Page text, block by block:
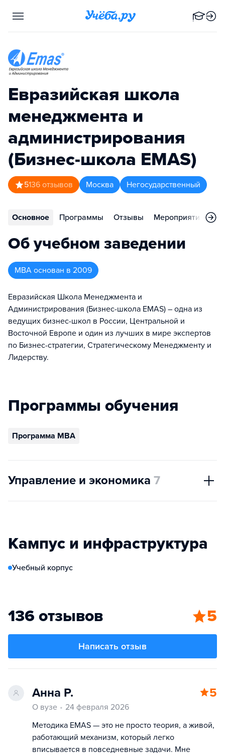
Евразийская школа
менеджмента и
администрирования
(Бизнес-школа EMAS)
5136 отзывов Москва Негосударственный
Основное Программы Отзывы Мероприятия
Об учебном заведении
MBA основан в 2009
Евразийская Школа Менеджмента и
Администрирования (Бизнес-школа EMAS) – одна из
ведущих бизнес-школ в России, Центральной и
Восточной Европе и один из лучших в мире экспертов
по Бизнес-стратегии, Стратегическому Менеджменту и
Лидерству.
Программы обучения
Программа MBA
Управление и экономика 7
Кампус и инфраструктура
Учебный корпус
136 отзывов 5
Написать отзыв
Анна Р. 5
О вузе
24 февраля 2026
Методика EMAS — это не просто теория, а живой,
работающий механизм, который легко
вписывается в повседневные задачи. Мне